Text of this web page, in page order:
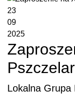
23
09
2025
Lokalna Grupa